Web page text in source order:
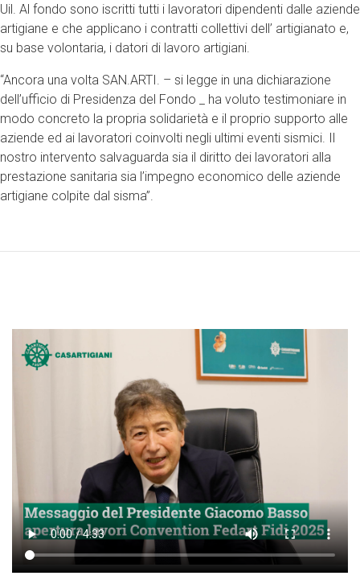
Uil. Al fondo sono iscritti tutti i lavoratori dipendenti dalle aziende
artigiane e che applicano i contratti collettivi dell’ artigianato e,
su base volontaria, i datori di lavoro artigiani.
“Ancora una volta SAN.ARTI. – si legge in una dichiarazione
dell’ufficio di Presidenza del Fondo _ ha voluto testimoniare in
modo concreto la propria solidarietà e il proprio supporto alle
aziende ed ai lavoratori coinvolti negli ultimi eventi sismici. Il
nostro intervento salvaguarda sia il diritto dei lavoratori alla
prestazione sanitaria sia l’impegno economico delle aziende
artigiane colpite dal sisma”.